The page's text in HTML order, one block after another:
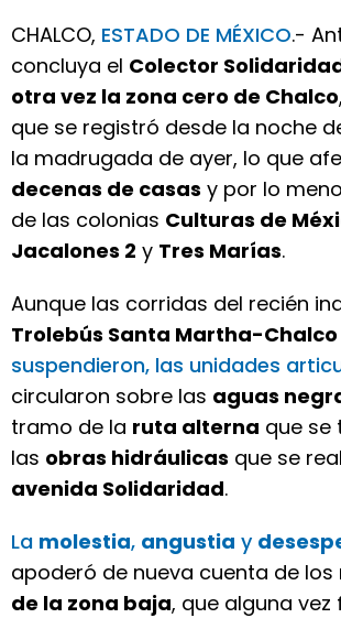
CHALCO, ESTADO DE MÉXICO.-
concluya el Colector
otra vez la zona cero de Chalco
que se registró desde la noche
la madrugada de ayer, lo que
decenas de casas y por lo
de las colonias Culturas de
Jacalones 2 y Tres Marías.
Aunque las corridas del recién
Trolebús Santa Martha-Chalco
suspendieron, las unidades
circularon sobre las aguas
tramo de la ruta alterna que se
las obras hidráulicas que se
avenida Solidaridad.
La molestia, angustia y
apoderó de nueva cuenta de los
de la zona baja, que alguna